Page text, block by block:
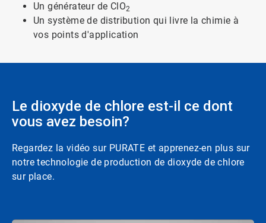
Un générateur de ClO2
Un système de distribution qui livre la chimie à
vos points d'application
Le dioxyde de chlore est-il ce dont
vous avez besoin?
Regardez la vidéo sur PURATE et apprenez-en plus sur
notre technologie de production de dioxyde de chlore
sur place.